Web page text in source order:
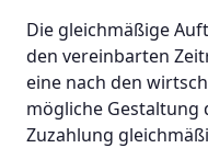
Die gleichmäßige
den vereinbarten
eine nach den
mögliche Gestaltung
Zuzahlung